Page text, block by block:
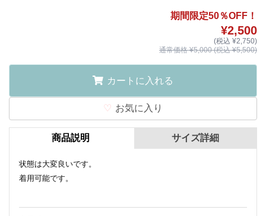
期間限定50％OFF！
¥2,500
(税込 ¥2,750)
通常価格 ¥5,000 (税込 ¥5,500)
カートに入れる
お気に入り
商品説明
状態は大変良いです。
着用可能です。
サイズ詳細